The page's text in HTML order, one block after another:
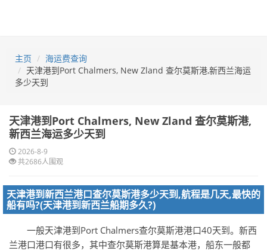
主页
海运费查询
天津港到Port Chalmers, New Zland 查尔莫斯港,新西兰海运
多少天到
天津港到Port Chalmers, New Zland 查尔莫斯港,
新西兰海运多少天到
2026-8-9
共2686人围观
天津港到新西兰港口查尔莫斯港多少天到,航程是几天,最快的
船有吗?(天津港到新西兰船期多久?)
一般天津港到Port Chalmers查尔莫斯港港口40天到。新西
兰港口港口有很多，其中查尔莫斯港算是基本港，船东一般都